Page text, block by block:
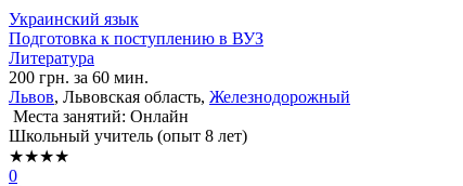
Украинский язык
Подготовка к поступлению в ВУЗ
Литература
200 грн. за 60 мин.
Львов, Львовская область, Железнодорожный
Места занятий: Онлайн
Школьный учитель (опыт 8 лет)
★★★★
0